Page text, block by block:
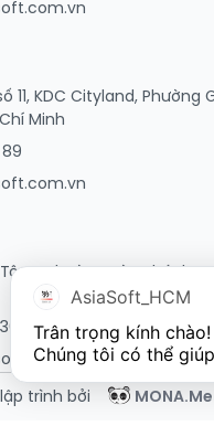
11, KDC Cityland, Phường
Minh
89
Phường Hòa Khánh, TP
trình bởi
AsiaSoft_HCM
Trân trọng kính chào!
Chúng tôi có thể